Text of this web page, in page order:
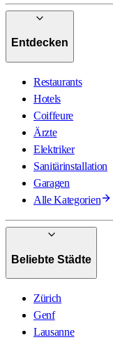
Entdecken
Restaurants
Hotels
Coiffeure
Ärzte
Elektriker
Sanitärinstallation
Garagen
Alle Kategorien
Beliebte Städte
Zürich
Genf
Lausanne